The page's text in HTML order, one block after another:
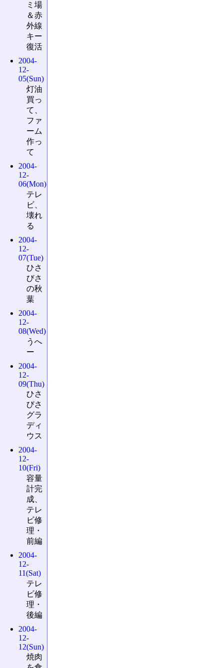
ミ場
＆赤
外線
キー
復活
2004-
12-
05(Sun)
灯油
買っ
て、
ファ
ーム
作っ
て
2004-
12-
06(Mon)
テレ
ビ、
壊れ
る
2004-
12-
07(Tue)
ひさ
びさ
の秋
葉
2004-
12-
08(Wed)
うへ
ー
2004-
12-
09(Thu)
ひさ
びさ
グラ
ディ
ウス
2004-
12-
10(Fri)
容量
計完
成、
テレ
ビ修
理・
前編
2004-
12-
11(Sat)
テレ
ビ修
理・
後編
2004-
12-
12(Sun)
焼肉